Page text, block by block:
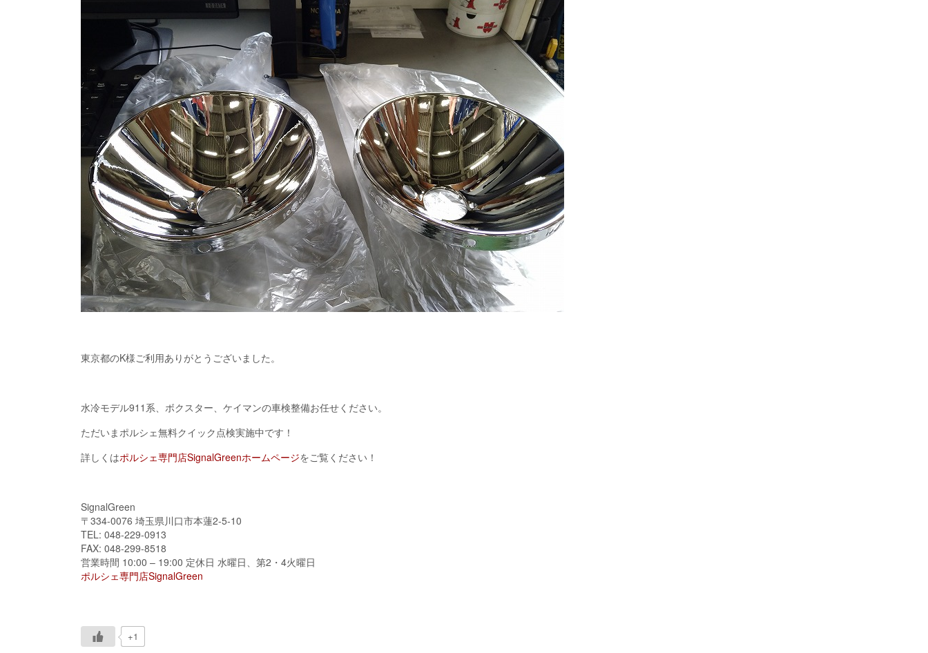
東京都のK様ご利用ありがとうございました。
水冷モデル911系、ボクスター、ケイマンの車検整備お任せください。
ただいまポルシェ無料クイック点検実施中です！
詳しくはポルシェ専門店SignalGreenホームページをご覧ください！
SignalGreen
〒334-0076 埼玉県川口市本蓮2-5-10
TEL: 048-229-0913
FAX: 048-299-8518
営業時間 10:00 – 19:00 定休日 水曜日、第2・4火曜日
ポルシェ専門店SignalGreen
+1